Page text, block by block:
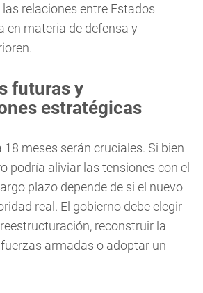
relaciones entre Estados
en materia de defensa y
futuras y
estratégicas
meses serán cruciales. Si bien
podría aliviar las tensiones con el
plazo depende de si el nuevo
real. El gobierno debe elegir
reconstruir la
armadas o adoptar un